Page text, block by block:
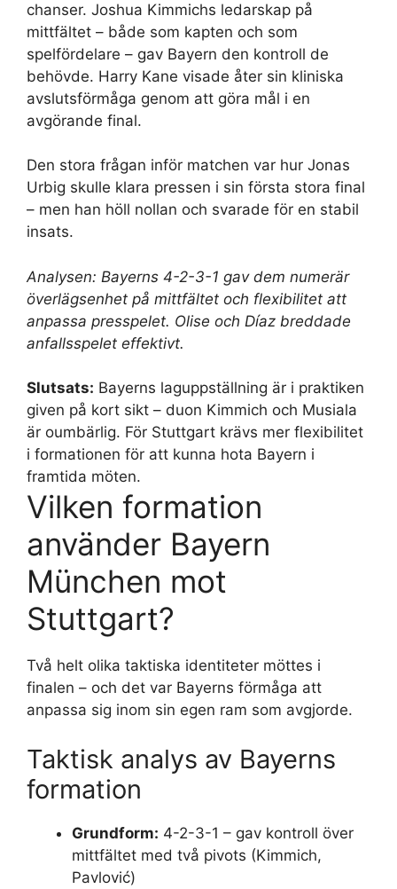
chanser. Joshua Kimmichs ledarskap på
mittfältet – både som kapten och som
spelfördelare – gav Bayern den kontroll de
behövde. Harry Kane visade åter sin kliniska
avslutsförmåga genom att göra mål i en
avgörande final.
Den stora frågan inför matchen var hur Jonas
Urbig skulle klara pressen i sin första stora final
– men han höll nollan och svarade för en stabil
insats.
Analysen: Bayerns 4-2-3-1 gav dem numerär
överlägsenhet på mittfältet och flexibilitet att
anpassa presspelet. Olise och Díaz breddade
anfallsspelet effektivt.
Slutsats: Bayerns laguppställning är i praktiken
given på kort sikt – duon Kimmich och Musiala
är oumbärlig. För Stuttgart krävs mer flexibilitet
i formationen för att kunna hota Bayern i
framtida möten.
Vilken formation
använder Bayern
München mot
Stuttgart?
Två helt olika taktiska identiteter möttes i
finalen – och det var Bayerns förmåga att
anpassa sig inom sin egen ram som avgjorde.
Taktisk analys av Bayerns
formation
Grundform: 4-2-3-1 – gav kontroll över
mittfältet med två pivots (Kimmich,
Pavlović)